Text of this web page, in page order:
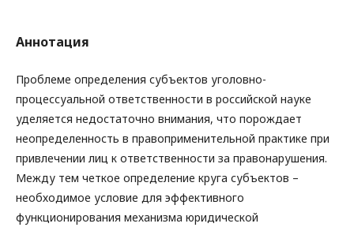
Аннотация
Проблеме определения субъектов уголовно-
процессуальной ответственности в российской науке
уделяется недостаточно внимания, что порождает
неопределенность в правоприменительной практике при
привлечении лиц к ответственности за правонарушения.
Между тем четкое определение круга субъектов –
необходимое условие для эффективного
функционирования механизма юридической